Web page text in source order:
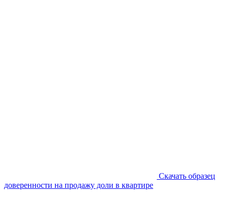
Скачать образец
доверенности на продажу доли в квартире